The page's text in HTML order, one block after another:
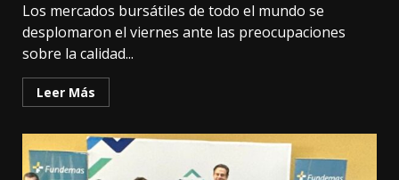
Los mercados bursátiles de todo el mundo se
desplomaron el viernes ante las preocupaciones
sobre la calidad...
Leer Más